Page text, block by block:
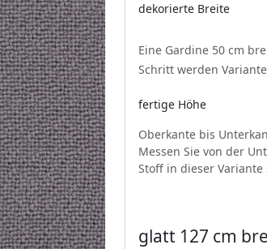
dekorierte Breite
Eine Gardine 50 cm
Schritt werden
fertige Höhe
Oberkante bis
Messen Sie von der
Stoff in dieser
glatt 127 cm